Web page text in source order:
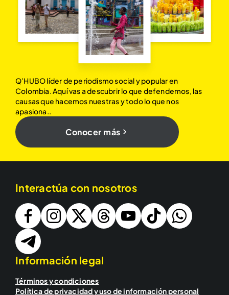
Q’HUBO líder de periodismo social y popular en
Colombia. Aquí vas a descubrir lo que defendemos, las
causas que hacemos nuestras y todo lo que nos
apasiona..
Conocer más
Interactúa con nosotros
Información legal
Términos y condiciones
Política de privacidad y uso de información personal